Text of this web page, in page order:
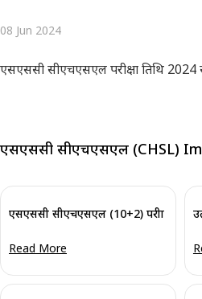
08 Jun 2024
एसएससी सीएचएसएल (CHSL)
एसएससी सीएचएसएल (10+2) परीक्षा 2025:
Read More